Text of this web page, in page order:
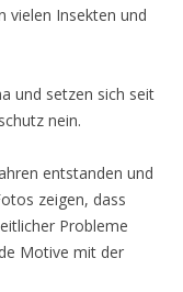
vielen Insekten und
und setzen sich seit
nein.
entstanden und
zeigen, dass
Probleme
Motive mit der